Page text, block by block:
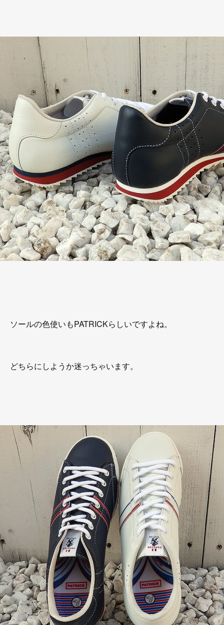
ソールの色使いもPATRICKらしいですよね。
どちらにしようか迷っちゃいます。